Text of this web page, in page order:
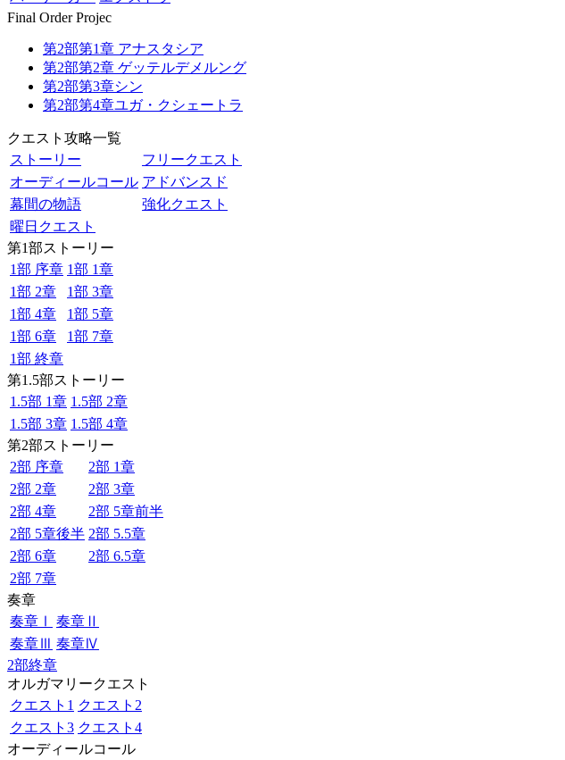
Final Order Projec
第2部第1章 アナスタシア
第2部第2章 ゲッテルデメルング
第2部第3章シン
第2部第4章ユガ・クシェートラ
クエスト攻略一覧
ストーリー
フリークエスト
オーディールコール アドバンスド
幕間の物語
強化クエスト
曜日クエスト
第1部ストーリー
1部 序章 1部 1章
1部 2章
1部 3章
1部 4章
1部 5章
1部 6章
1部 7章
1部 終章
第1.5部ストーリー
1.5部 1章 1.5部 2章
1.5部 3章 1.5部 4章
第2部ストーリー
2部 序章
2部 1章
2部 2章
2部 3章
2部 4章
2部 5章前半
2部 5章後半 2部 5.5章
2部 6章
2部 6.5章
2部 7章
奏章
奏章Ⅰ
奏章Ⅱ
奏章Ⅲ 奏章Ⅳ
2部終章
オルガマリークエスト
クエスト1 クエスト2
クエスト3 クエスト4
オーディールコール